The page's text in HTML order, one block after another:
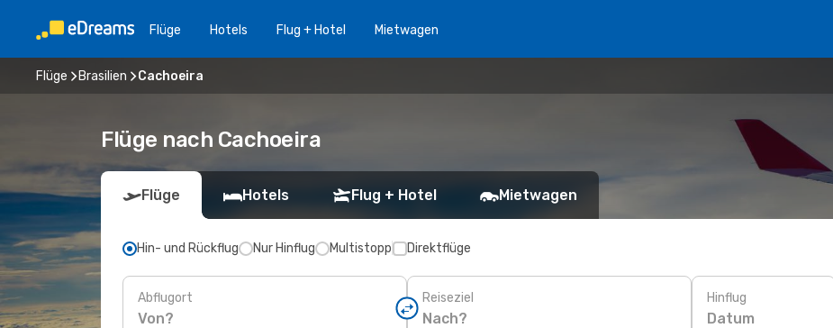
Flüge Hotels Flug + Hotel Mietwagen
Flüge Brasilien Cachoeira
Flüge nach Cachoeira
Flüge Hotels Flug + Hotel Mietwagen
Hin- und Rückflug Nur Hinflug Multistopp Direktflüge
Abflugort Reiseziel Hinflug
Datum